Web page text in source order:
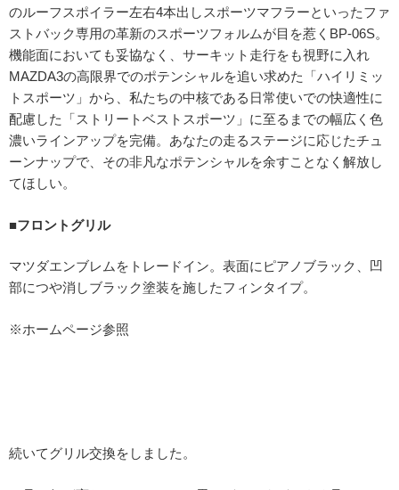
のルーフスポイラー左右4本出しスポーツマフラーといったファ
ストバック専用の革新のスポーツフォルムが目を惹くBP-06S。
機能面においても妥協なく、サーキット走行をも視野に入れ
MAZDA3の高限界でのポテンシャルを追い求めた「ハイリミッ
トスポーツ」から、私たちの中核である日常使いでの快適性に
配慮した「ストリートベストスポーツ」に至るまでの幅広く色
濃いラインアップを完備。あなたの走るステージに応じたチュ
ーンナップで、その非凡なポテンシャルを余すことなく解放し
てほしい。
■フロントグリル
マツダエンブレムをトレードイン。表面にピアノブラック、凹
部につや消しブラック塗装を施したフィンタイプ。
※ホームページ参照
続いてグリル交換をしました。